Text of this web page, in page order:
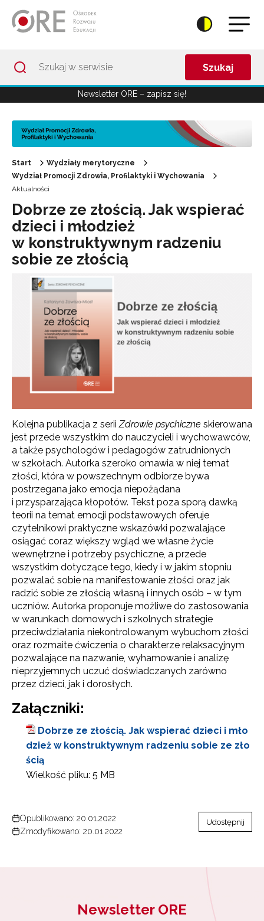
Szukaj
Newsletter ORE – zapisz się!
Start
Wydziały merytoryczne
Wydział Promocji Zdrowia, Profilaktyki i Wychowania
Aktualności
Dobrze ze złością. Jak wspierać
dzieci i młodzież
w konstruktywnym radzeniu
sobie ze złością
Kolejna publikacja z seriiZdrowie psychiczne skierowana
jest przede wszystkim do nauczycieli i wychowawców,
a także psychologów i pedagogów zatrudnionych
w szkołach. Autorka szeroko omawia w niej temat
złości, która w powszechnym odbiorze bywa
postrzegana jako emocja niepożądana
i przysparzająca kłopotów. Tekst poza sporą dawką
teorii na temat emocji podstawowych oferuje
czytelnikowi praktyczne wskazówki pozwalające
osiągać coraz większy wgląd we własne życie
wewnętrzne i potrzeby psychiczne, a przede
wszystkim dotyczące tego, kiedy i w jakim stopniu
pozwalać sobie na manifestowanie złości oraz jak
radzić sobie ze złością własną i innych osób – w tym
uczniów. Autorka proponuje możliwe do zastosowania
w warunkach domowych i szkolnych strategie
przeciwdziałania niekontrolowanym wybuchom złości
oraz rozmaite ćwiczenia o charakterze relaksacyjnym
pozwalające na nazwanie, wyhamowanie i analizę
nieprzyjemnych uczuć doświadczanych zarówno
przez dzieci, jak i dorosłych.
Załączniki:
Dobrze ze złością. Jak wspierać dzieci i mło
dzież w konstruktywnym radzeniu sobie ze zło
ścią
Wielkość pliku: 5 MB
Opublikowano: 20.01.2022
Zmodyfikowano: 20.01.2022
Udostępnij
Newsletter ORE